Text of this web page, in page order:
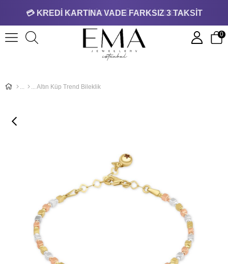
💳 KREDİ KARTINA VADE FARKSIZ 3 TAKSİT
0
Altın Küp Trend Bileklik